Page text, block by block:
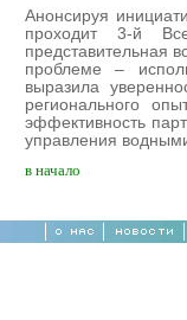
Анонсируя
проходит 3-й
представительная
проблеме –
выразила
регионального
эффективность
управления
в начало